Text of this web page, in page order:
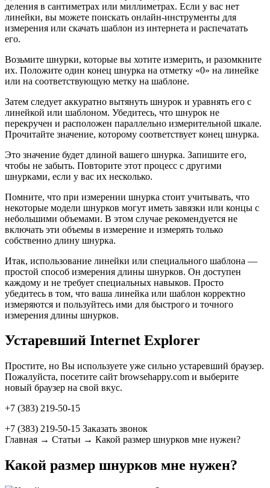
деления в сантиметрах или миллиметрах. Если у вас нет
линейки, вы можете поискать онлайн-инструменты для
измерения или скачать шаблон из интернета и распечатать
его.
Возьмите шнурки, которые вы хотите измерить, и разомкните
их. Положите один конец шнурка на отметку «0» на линейке
или на соответствующую метку на шаблоне.
Затем следует аккуратно вытянуть шнурок и уравнять его с
линейкой или шаблоном. Убедитесь, что шнурок не
перекручен и расположен параллельно измерительной шкале.
Прочитайте значение, которому соответствует конец шнурка.
Это значение будет длиной вашего шнурка. Запишите его,
чтобы не забыть. Повторите этот процесс с другими
шнурками, если у вас их несколько.
Помните, что при измерении шнурка стоит учитывать, что
некоторые модели шнурков могут иметь завязки или концы с
небольшими объемами. В этом случае рекомендуется не
включать эти объемы в измерение и измерять только
собственно длину шнурка.
Итак, использование линейки или специального шаблона —
простой способ измерения длины шнурков. Он доступен
каждому и не требует специальных навыков. Просто
убедитесь в том, что ваша линейка или шаблон корректно
измеряются и пользуйтесь ими для быстрого и точного
измерения длины шнурков.
Устаревший Internet Explorer
Простите, но Вы используете уже сильно устаревший браузер.
Пожалуйста, посетите сайт browsehappy.com и выберите
новый браузер на свой вкус.
+7 (383) 219-50-15
+7 (383) 219-50-15 Заказать звонок
Главная → Статьи → Какой размер шнурков мне нужен?
Какой размер шнурков мне нужен?